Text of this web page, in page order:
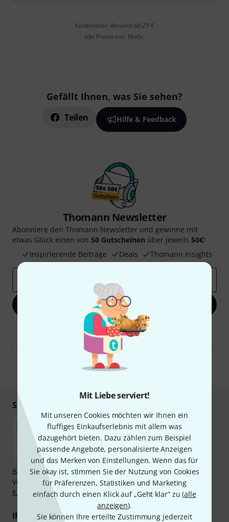
Mit Liebe serviert!
Mit unseren Cookies möchten wir Ihnen ein
fluffiges Einkaufserlebnis mit allem was
dazugehört bieten. Dazu zählen zum Beispiel
passende Angebote, personalisierte Anzeigen
und das Merken von Einstellungen. Wenn das für
Sie okay ist, stimmen Sie der Nutzung von Cookies
für Präferenzen, Statistiken und Marketing
einfach durch einen Klick auf „Geht klar“ zu (alle
anzeigen).
Sie können Ihre erteilte Zustimmung jederzeit
Kostenloser Versand ab 29 €
Alle Preise inkl. MwSt.
Gefällt Ihnen, was Sie sehen?
Teilen Hilfe & Feedback
Thomann Newsletter
Abonniere den Thomann Newsletter und gewinne mit
etwas Glück einen von 50 Gutscheinen über jeweils 50€!
Inspirierende Beiträge
Deals Thomann Insights
Jetzt anmelden
Mit Klick auf „Jetzt anmelden“ stimmen Sie dem Erhalt von E-Mail-
Werbung und einer Messung des E-Mail-Nutzungsverhaltens zu. Die
Abmeldung ist jederzeit möglich. Weitere Informationen finden Sie in
unserenDatenschutzhinweisen
* Pflichtfeld
Sicher einkaufen & bezahlen
Bezahlen Sie vertraulich und sicher per Nachnahme,
Vorkasse, PayPal, Amazon Pay,Klarna Sofort bezahlen
Klarna Ratenzahlungoder Kreditkarte.
Ihre Vorteile